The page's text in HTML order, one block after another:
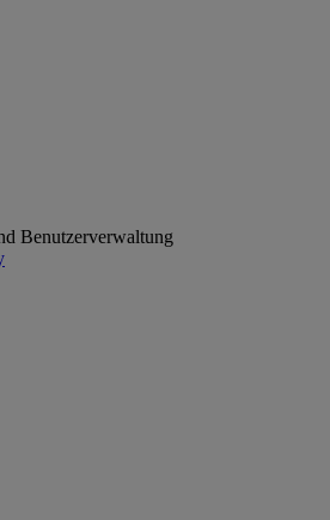
Benutzerverwaltung